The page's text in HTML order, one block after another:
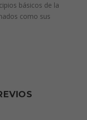
básicos de la
como sus